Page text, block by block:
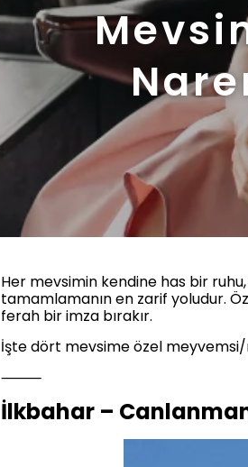
Her mevsimin kendine has bir
tamamlamanın en zarif yoludur.
ferah bir imza bırakır.
İşte dört mevsime özel
⸻
İlkbahar –